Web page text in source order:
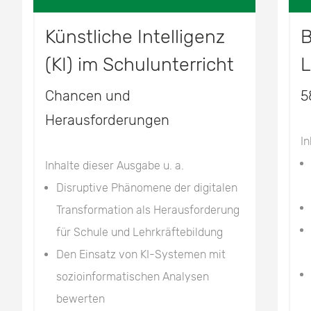
Künstliche Intelligenz
(KI) im Schulunterricht
Chancen und
Herausforderungen
Inhalte dieser Ausgabe u. a.
Disruptive Phänomene der digitalen
Transformation als Herausforderung
für Schule und Lehrkräftebildung
Den Einsatz von KI-Systemen mit
sozioinformatischen Analysen
bewerten